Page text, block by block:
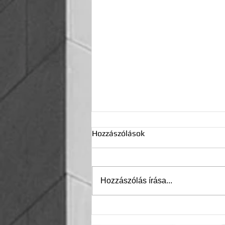
Hozzászólások
Hozzászólás írása...